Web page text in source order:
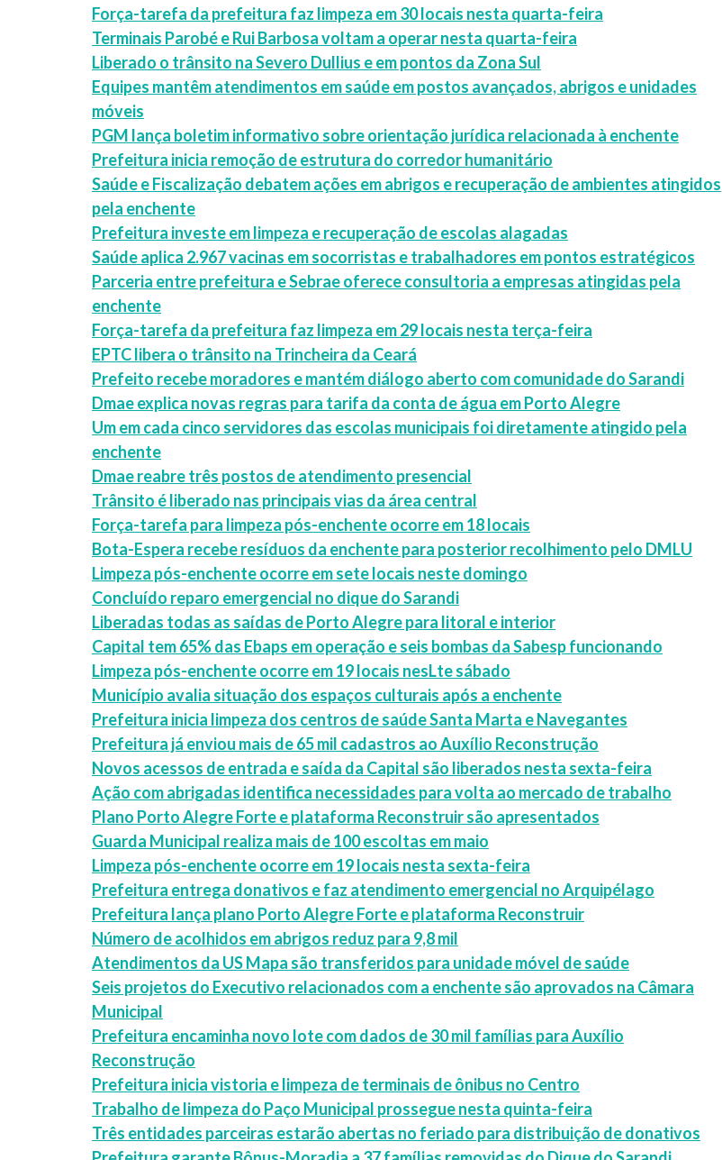
Força-tarefa da prefeitura faz limpeza em 30 locais nesta quarta-feira
Terminais Parobé e Rui Barbosa voltam a operar nesta quarta-feira
Liberado o trânsito na Severo Dullius e em pontos da Zona Sul
Equipes mantêm atendimentos em saúde em postos avançados, abrigos e unidades
móveis
PGM lança boletim informativo sobre orientação jurídica relacionada à enchente
Prefeitura inicia remoção de estrutura do corredor humanitário
Saúde e Fiscalização debatem ações em abrigos e recuperação de ambientes atingidos
pela enchente
Prefeitura investe em limpeza e recuperação de escolas alagadas
Saúde aplica 2.967 vacinas em socorristas e trabalhadores em pontos estratégicos
Parceria entre prefeitura e Sebrae oferece consultoria a empresas atingidas pela
enchente
Força-tarefa da prefeitura faz limpeza em 29 locais nesta terça-feira
EPTC libera o trânsito na Trincheira da Ceará
Prefeito recebe moradores e mantém diálogo aberto com comunidade do Sarandi
Dmae explica novas regras para tarifa da conta de água em Porto Alegre
Um em cada cinco servidores das escolas municipais foi diretamente atingido pela
enchente
Dmae reabre três postos de atendimento presencial
Trânsito é liberado nas principais vias da área central
Força-tarefa para limpeza pós-enchente ocorre em 18 locais
Bota-Espera recebe resíduos da enchente para posterior recolhimento pelo DMLU
Limpeza pós-enchente ocorre em sete locais neste domingo
Concluído reparo emergencial no dique do Sarandi
Liberadas todas as saídas de Porto Alegre para litoral e interior
Capital tem 65% das Ebaps em operação e seis bombas da Sabesp funcionando
Limpeza pós-enchente ocorre em 19 locais nesLte sábado
Município avalia situação dos espaços culturais após a enchente
Prefeitura inicia limpeza dos centros de saúde Santa Marta e Navegantes
Prefeitura já enviou mais de 65 mil cadastros ao Auxílio Reconstrução
Novos acessos de entrada e saída da Capital são liberados nesta sexta-feira
Ação com abrigadas identifica necessidades para volta ao mercado de trabalho
Plano Porto Alegre Forte e plataforma Reconstruir são apresentados
Guarda Municipal realiza mais de 100 escoltas em maio
Limpeza pós-enchente ocorre em 19 locais nesta sexta-feira
Prefeitura entrega donativos e faz atendimento emergencial no Arquipélago
Prefeitura lança plano Porto Alegre Forte e plataforma Reconstruir
Número de acolhidos em abrigos reduz para 9,8 mil
Atendimentos da US Mapa são transferidos para unidade móvel de saúde
Seis projetos do Executivo relacionados com a enchente são aprovados na Câmara
Municipal
Prefeitura encaminha novo lote com dados de 30 mil famílias para Auxílio
Reconstrução
Prefeitura inicia vistoria e limpeza de terminais de ônibus no Centro
Trabalho de limpeza do Paço Municipal prossegue nesta quinta-feira
Três entidades parceiras estarão abertas no feriado para distribuição de donativos